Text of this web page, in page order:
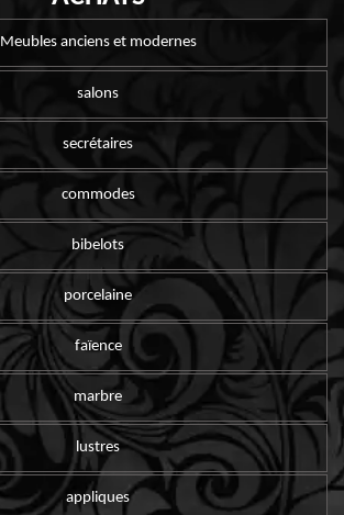
Meubles anciens et modernes
salons
secrétaires
commodes
bibelots
porcelaine
faïence
marbre
lustres
appliques